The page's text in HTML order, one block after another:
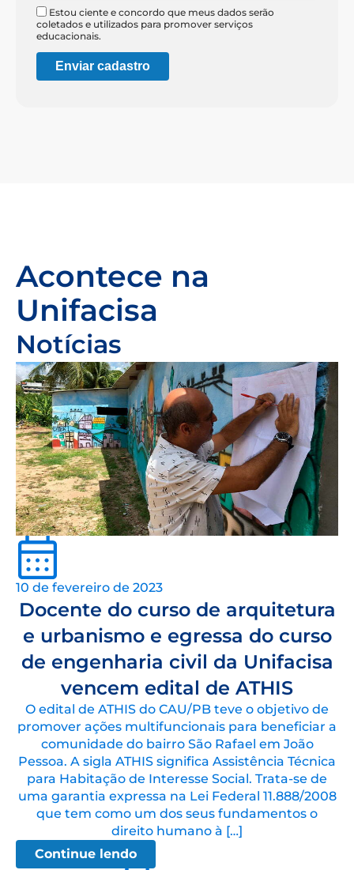
Estou ciente e concordo que meus dados serão
coletados e utilizados para promover serviços
educacionais.
Enviar cadastro
Acontece na
Unifacisa
Notícias
10 de fevereiro de 2023
Docente do curso de arquitetura
e urbanismo e egressa do curso
de engenharia civil da Unifacisa
vencem edital de ATHIS
O edital de ATHIS do CAU/PB teve o objetivo de
promover ações multifuncionais para beneficiar a
comunidade do bairro São Rafael em João
Pessoa. A sigla ATHIS significa Assistência Técnica
para Habitação de Interesse Social. Trata-se de
uma garantia expressa na Lei Federal 11.888/2008
que tem como um dos seus fundamentos o
direito humano à […]
Continue lendo